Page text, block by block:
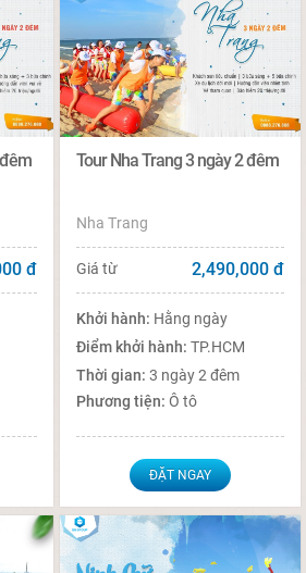
đ
Tour Nha Trang 3 ngày 2 đêm
Nha Trang
Giá từ 2,490,000 đ
Khởi hành: Hằng ngày
Điểm khởi hành:TP.HCM
Thời gian:3 ngày 2 đêm
Phương tiện:Ô tô
ĐẶT NGAY